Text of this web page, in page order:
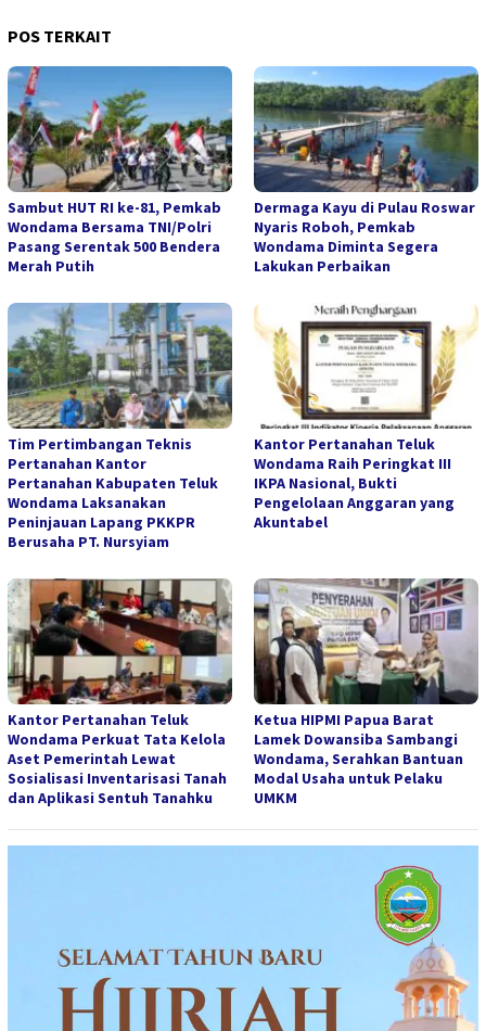
POS TERKAIT
Sambut HUT RI ke-81, Pemkab
Wondama Bersama TNI/Polri
Pasang Serentak 500 Bendera
Merah Putih
Dermaga Kayu di Pulau Roswar
Nyaris Roboh, Pemkab
Wondama Diminta Segera
Lakukan Perbaikan
Tim Pertimbangan Teknis
Pertanahan Kantor
Pertanahan Kabupaten Teluk
Wondama Laksanakan
Peninjauan Lapang PKKPR
Berusaha PT. Nursyiam
Kantor Pertanahan Teluk
Wondama Raih Peringkat III
IKPA Nasional, Bukti
Pengelolaan Anggaran yang
Akuntabel
Kantor Pertanahan Teluk
Wondama Perkuat Tata Kelola
Aset Pemerintah Lewat
Sosialisasi Inventarisasi Tanah
dan Aplikasi Sentuh Tanahku
Ketua HIPMI Papua Barat
Lamek Dowansiba Sambangi
Wondama, Serahkan Bantuan
Modal Usaha untuk Pelaku
UMKM